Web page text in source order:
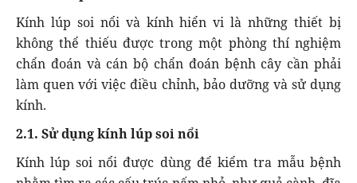
Kính lúp soi nổi và kính hiển vi là những thiết bị
không thể thiếu được trong một phòng thí nghiệm
chẩn đoán và cán bộ chẩn đoán bệnh cây cần phải
làm quen với việc điều chỉnh, bảo dưỡng và sử dụng
kính.
2.1. Sử dụng kính lúp soi nổi
Kính lúp soi nổi được dùng để kiểm tra mẫu bệnh